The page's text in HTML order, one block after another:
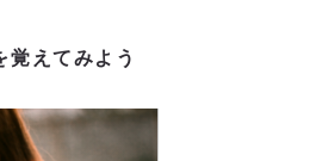
覚えてみよう